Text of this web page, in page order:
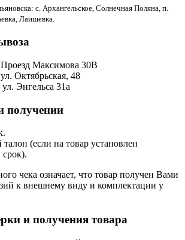
с. Архангельское, Солнечная Поляна, п.
Лаишевка.
Проезд Максимова 30В
Октябрьская, 48
Энгельса 31а
получении
(если на товар установлен
чека означает, что товар получен Вами
к внешнему виду и комплектации у
и получения товара